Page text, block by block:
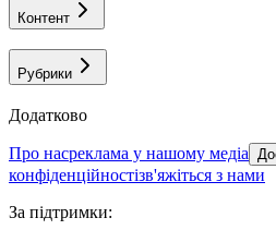
Контент
Рубрики
Додатково
про насреклама у нашому медіа
конфіденційностізв'яжіться з нами
За підтримки: